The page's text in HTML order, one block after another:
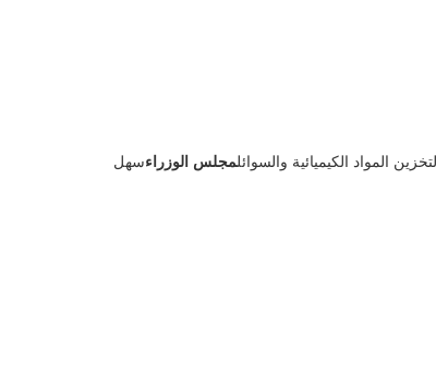
المواد الكيميائية والسوائلمجلس الوزراءسهل